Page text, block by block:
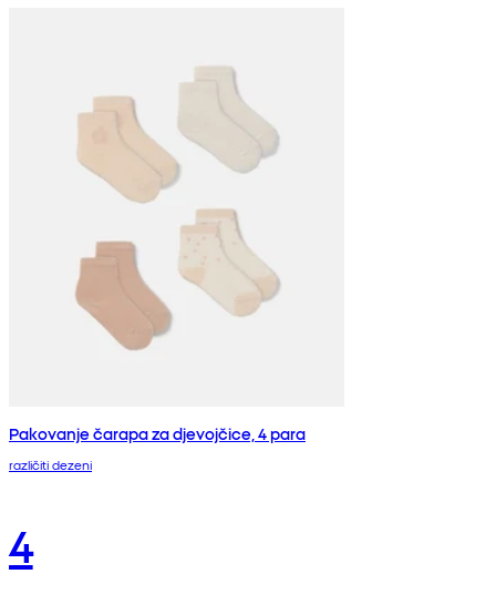
Pakovanje čarapa za djevojčice, 4 para
različiti dezeni
4